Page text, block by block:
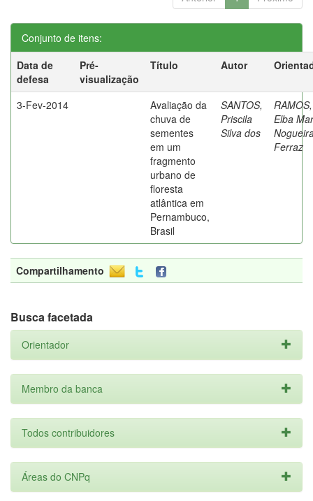
Conjunto de itens:
Data de
defesa
Pré-
visualização
Título Autor
3-Fev-2014
Avaliação da
chuva de
sementes
em um
fragmento
urbano de
floresta
atlântica em
Pernambuco,
Brasil
SANTOS,
Priscila
Silva dos
RAMOS,
Elba
Ferraz
Compartilhamento
Busca facetada
Orientador
Membro da banca
Todos contribuidores
Áreas do CNPq